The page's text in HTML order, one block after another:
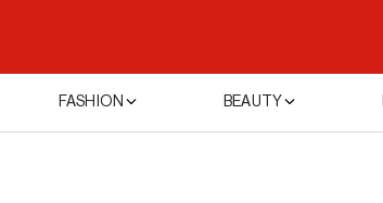
FASHION BEAUTY